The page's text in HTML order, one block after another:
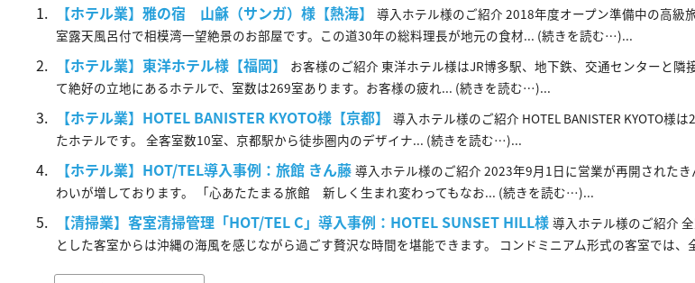
【ホテル業】雅の宿 山龢（サンガ）様【熱海】
導入ホテル様のご紹介 2018年度オープン準備中の高級
室露天風呂付で相模湾一望絶景のお部屋です。この道30年の総料理長が地元の食材... (続きを読む…)...
【ホテル業】東洋ホテル様【福岡】
お客様のご紹介 東洋ホテル様はJR博多駅、地下鉄、交通センターと隣
て絶好の立地にあるホテルで、室数は269室あります。お客様の疲れ... (続きを読む…)...
【ホテル業】HOTEL BANISTER KYOTO様【京都】
導入ホテル様のご紹介 HOTEL BANISTER KYOTO様
たホテルです。 全客室数10室、京都駅から徒歩圏内のデザイナ... (続きを読む…)...
【ホテル業】HOT/TEL導入事例：旅館 きん藤 導入ホテル様のご紹介 2023年9月1日に営業が再開された
わいが増しております。 「心あたたまる旅館 新しく生まれ変わってもなお... (続きを読む…)...
【清掃業】客室清掃管理「HOT/TEL C」導入事例：HOTEL SUNSET HILL様 導入ホテル様のご紹介
とした客室からは沖縄の海風を感じながら過ごす贅沢な時間を堪能できます。 コンドミニアム形式の客室では